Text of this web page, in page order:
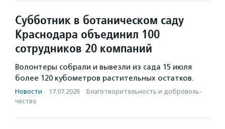
Субботник в ботаническом саду
Краснодара объединил 100
сотрудников 20 компаний
Волонтеры собрали и вывезли из сада 15 июля
более 120 кубометров растительных остатков.
Новости · 17.07.2026 · Благотвори­тель­ность и доброволь­
чест­во